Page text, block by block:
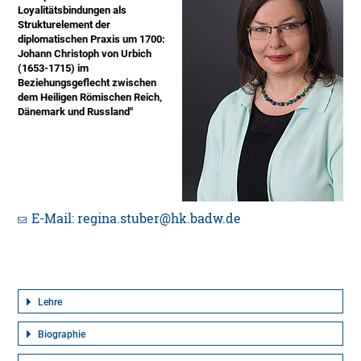
Loyalitätsbindungen als
Strukturelement der
diplomatischen Praxis um 1700:
Johann Christoph von Urbich
(1653-1715) im
Beziehungsgeflecht zwischen
dem Heiligen Römischen Reich,
Dänemark und Russland"
E-Mail: regina.stuber@hk.badw.de
Lehre
Biographie